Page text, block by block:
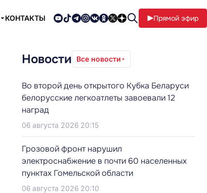
КОНТАКТЫ Прямой эфир
Новости Все новости
Во второй день открытого Кубка Беларуси
белорусские легкоатлеты завоевали 12
наград
06 августа 2026 20:15
Грозовой фронт нарушил
электроснабжение в почти 60 населенных
пунктах Гомельской области
06 августа 2026 20:10